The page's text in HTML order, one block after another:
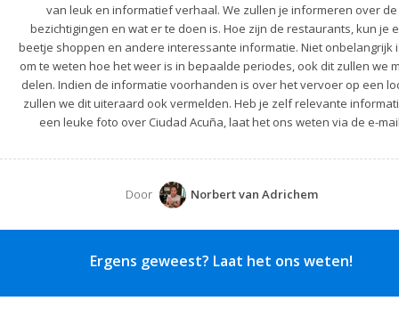
van leuk en informatief verhaal. We zullen je informeren over de
bezichtigingen en wat er te doen is. Hoe zijn de restaurants, kun je
beetje shoppen en andere interessante informatie. Niet onbelangrijk
om te weten hoe het weer is in bepaalde periodes, ook dit zullen we
delen. Indien de informatie voorhanden is over het vervoer op een
zullen we dit uiteraard ook vermelden. Heb je zelf relevante
een leuke foto over Ciudad Acuña, laat het ons weten via de e-
Door Norbert van Adrichem
Ergens geweest? Laat het ons weten!